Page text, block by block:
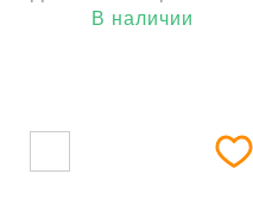
В наличии